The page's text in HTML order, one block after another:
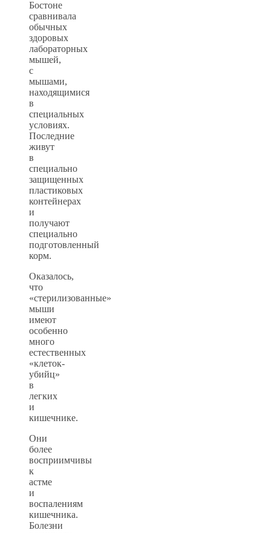
Бостоне
сравнивала
обычных
здоровых
лабораторных
мышей,
с
мышами,
находящимися
в
специальных
условиях.
Последние
живут
в
специально
защищенных
пластиковых
контейнерах
и
получают
специально
подготовленный
корм.
Оказалось,
что
«стерилизованные»
мыши
имеют
особенно
много
естественных
«клеток-
убийц»
в
легких
и
кишечнике.
Они
более
восприимчивы
к
астме
и
воспалениям
кишечника.
Болезни